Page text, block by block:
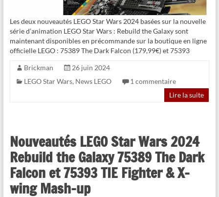
Les deux nouveautés LEGO Star Wars 2024 basées sur la nouvelle
série d’animation LEGO Star Wars : Rebuild the Galaxy sont
maintenant disponibles en précommande sur la boutique en ligne
officielle LEGO : 75389 The Dark Falcon (179,99€) et 75393
Brickman
26 juin 2024
LEGO Star Wars, News LEGO
1 commentaire
Lire la suite
Nouveautés LEGO Star Wars 2024
Rebuild the Galaxy 75389 The Dark
Falcon et 75393 TIE Fighter & X-
wing Mash-up